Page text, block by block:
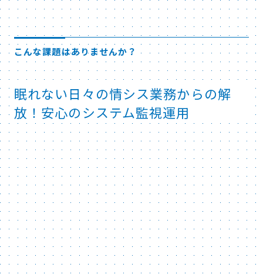
こんな課題はありませんか？
眠れない日々の情シス業務からの解
放！安心のシステム監視運用